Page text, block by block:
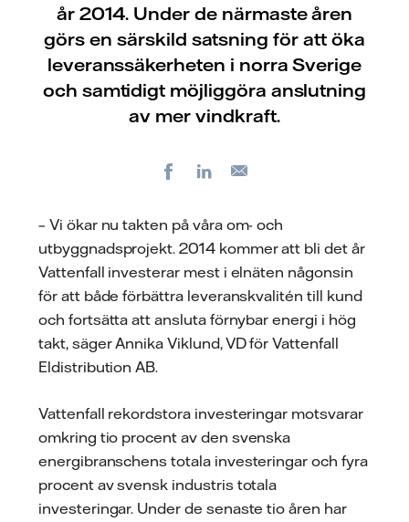
år 2014. Under de närmaste åren
görs en särskild satsning för att öka
leveranssäkerheten i norra Sverige
och samtidigt möjliggöra anslutning
av mer vindkraft.
FacebookLinkedIn
– Vi ökar nu takten på våra om- och
utbyggnadsprojekt. 2014 kommer att bli det år
Vattenfall investerar mest i elnäten någonsin
för att både förbättra leveranskvalitén till kund
och fortsätta att ansluta förnybar energi i hög
takt, säger Annika Viklund, VD för Vattenfall
Eldistribution AB.
Vattenfall rekordstora investeringar motsvarar
omkring tio procent av den svenska
energibranschens totala investeringar och fyra
procent av svensk industris totala
investeringar. Under de senaste tio åren har